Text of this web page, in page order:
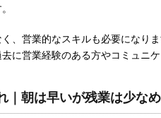
、営業的なスキルも必要になり
に営業経験のある方やコミュニ
｜朝は早いが残業は少な